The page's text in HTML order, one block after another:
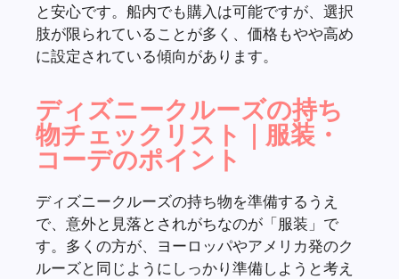
と安心です。船内でも購入は可能ですが、選択
肢が限られていることが多く、価格もやや高め
に設定されている傾向があります。
ディズニークルーズの持ち
物チェックリスト｜服装・
コーデのポイント
ディズニークルーズの持ち物を準備するうえ
で、意外と見落とされがちなのが「服装」で
す。多くの方が、ヨーロッパやアメリカ発のク
ルーズと同じようにしっかり準備しようと考え